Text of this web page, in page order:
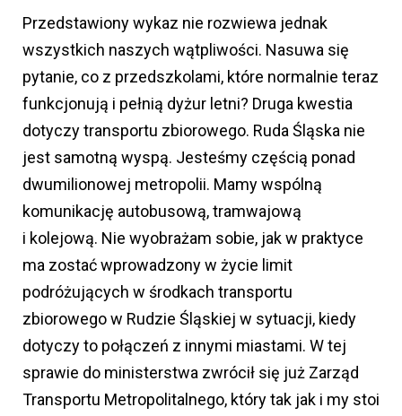
Przedstawiony wykaz nie rozwiewa jednak
wszystkich naszych wątpliwości. Nasuwa się
pytanie, co z przedszkolami, które normalnie teraz
funkcjonują i pełnią dyżur letni? Druga kwestia
dotyczy transportu zbiorowego. Ruda Śląska nie
jest samotną wyspą. Jesteśmy częścią ponad
dwumilionowej metropolii. Mamy wspólną
komunikację autobusową, tramwajową
i kolejową. Nie wyobrażam sobie, jak w praktyce
ma zostać wprowadzony w życie limit
podróżujących w środkach transportu
zbiorowego w Rudzie Śląskiej w sytuacji, kiedy
dotyczy to połączeń z innymi miastami. W tej
sprawie do ministerstwa zwrócił się już Zarząd
Transportu Metropolitalnego, który tak jak i my stoi